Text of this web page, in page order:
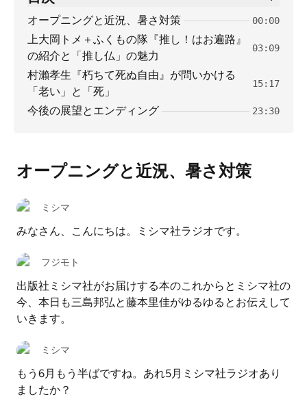
オープニングと近況、暑さ対策 00:00
上大岡トメ＋ふくもの隊『推し！はお遍路』
の紹介と「推し仏」の魅力
03:09
村瀨孝生『朽ちて死ぬ自由』が問いかける
「老い」と「死」
15:17
今後の展望とエンディング 23:30
オープニングと近況、暑さ対策
ミシマ
みなさん、こんにちは。ミシマ社ラジオです。
フジモト
出版社ミシマ社がお届けする本のこれからとミシマ社の
今、本日も三島邦弘と藤本里佳がゆるゆるとお伝えして
いきます。
ミシマ
もう6月もう半ばですね。あれ5月ミシマ社ラジオあり
ましたか？